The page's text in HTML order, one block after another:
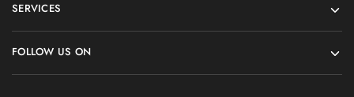
SERVICES
FOLLOW US ON